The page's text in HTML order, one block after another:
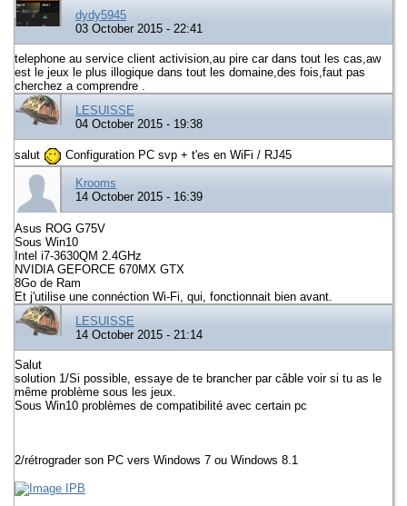
dydy5945
03 October 2015 - 22:41
telephone au service client activision,au pire car dans tout les cas,aw
est le jeux le plus illogique dans tout les domaine,des fois,faut pas
cherchez a comprendre .
LESUISSE
04 October 2015 - 19:38
salut Configuration PC svp + t'es en WiFi / RJ45
Krooms
14 October 2015 - 16:39
Asus ROG G75V
Sous Win10
Intel i7-3630QM 2.4GHz
NVIDIA GEFORCE 670MX GTX
8Go de Ram
Et j'utilise une connéction Wi-Fi, qui, fonctionnait bien avant.
LESUISSE
14 October 2015 - 21:14
Salut
solution 1/Si possible, essaye de te brancher par câble voir si tu as le
même problème sous les jeux.
Sous Win10 problèmes de compatibilité avec certain pc
2/rétrograder son PC vers Windows 7 ou Windows 8.1